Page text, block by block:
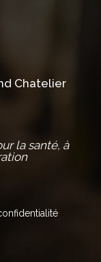
Chatelier
la santé, à